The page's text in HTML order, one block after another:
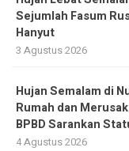
Sejumlah Fasum
Hanyut
3 Agustus 2026
Hujan Semalam di
Rumah dan
BPBD Sarankan
4 Agustus 2026